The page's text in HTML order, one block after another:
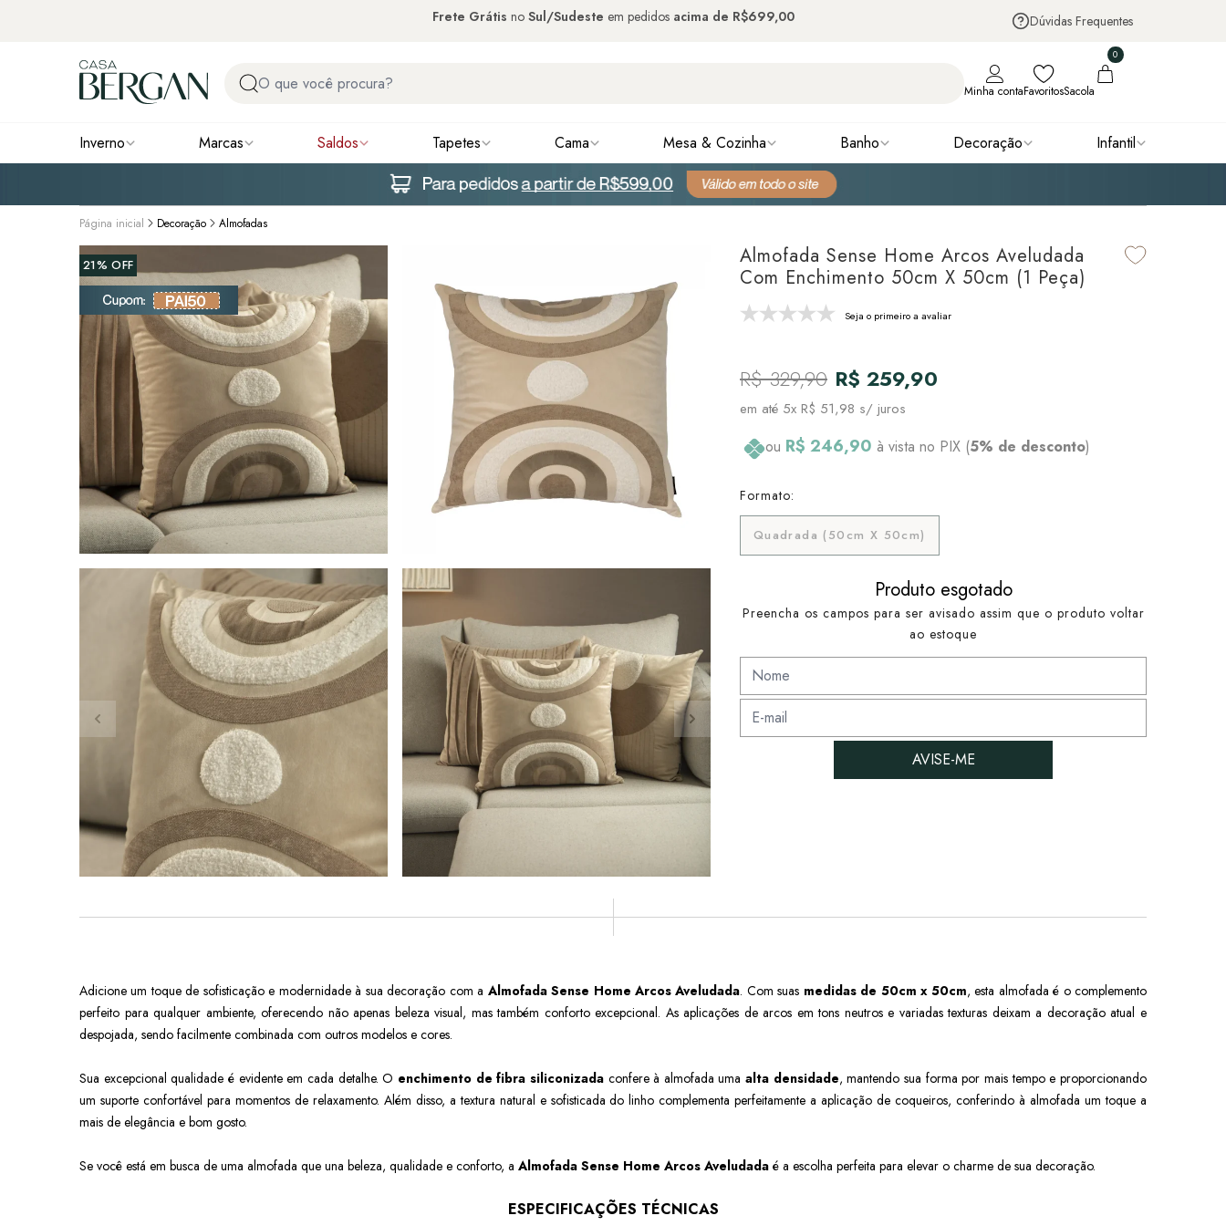
Dúvidas Frequentes
Frete Grátis no Sul/Sudeste em pedidos acima de R$699,00
Minha contaFavoritosSacola
0
Inverno Marcas Saldos Tapetes Cama Mesa & Cozinha Banho Decoração Infantil
Página inicial Decoração Almofadas
21% OFF
Almofada Sense Home Arcos Aveludada
Com Enchimento 50cm X 50cm (1 Peça)
Seja o primeiro a avaliar
R$ 329,90 R$ 259,90
em até 5x R$ 51,98 s/ juros
ou R$ 246,90 à vista no PIX (5% de desconto)
Formato:
Quadrada (50cm X 50cm)
Produto esgotado
Preencha os campos para ser avisado assim que o produto voltar
ao estoque
AVISE-ME
Adicione um toque de sofisticação e modernidade à sua decoração com a Almofada Sense Home Arcos Aveludada. Com suas medidas de 50cm x 50cm, esta almofada é o complemento
perfeito para qualquer ambiente, oferecendo não apenas beleza visual, mas também conforto excepcional. As aplicações de arcos em tons neutros e variadas texturas deixam a decoração atual e
despojada, sendo facilmente combinada com outros modelos e cores.
Sua excepcional qualidade é evidente em cada detalhe. O enchimento de fibra siliconizadaconfere à almofada umaalta densidade, mantendo sua forma por mais tempo e proporcionando
um suporte confortável para momentos de relaxamento. Além disso, a textura natural e sofisticada do linho complementa perfeitamente a aplicação de coqueiros, conferindo à almofada um toque a
mais de elegância e bom gosto.
Se você está em busca de uma almofada que una beleza, qualidade e conforto, a Almofada Sense Home Arcos Aveludada é a escolha perfeita para elevar o charme de sua decoração.
ESPECIFICAÇÕES TÉCNICAS